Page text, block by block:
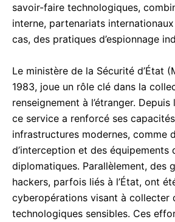
savoir-faire technologiques,
interne, partenariats
cas, des pratiques d’espionnage
Le ministère de la Sécurité d’État
1983, joue un rôle clé dans la
renseignement à l’étranger.
ce service a renforcé ses
infrastructures modernes, comme
d’interception et des équipements
diplomatiques. Parallèlement, des
hackers, parfois liés à l’État, ont
cyberopérations visant à collecter
technologiques sensibles. Ces